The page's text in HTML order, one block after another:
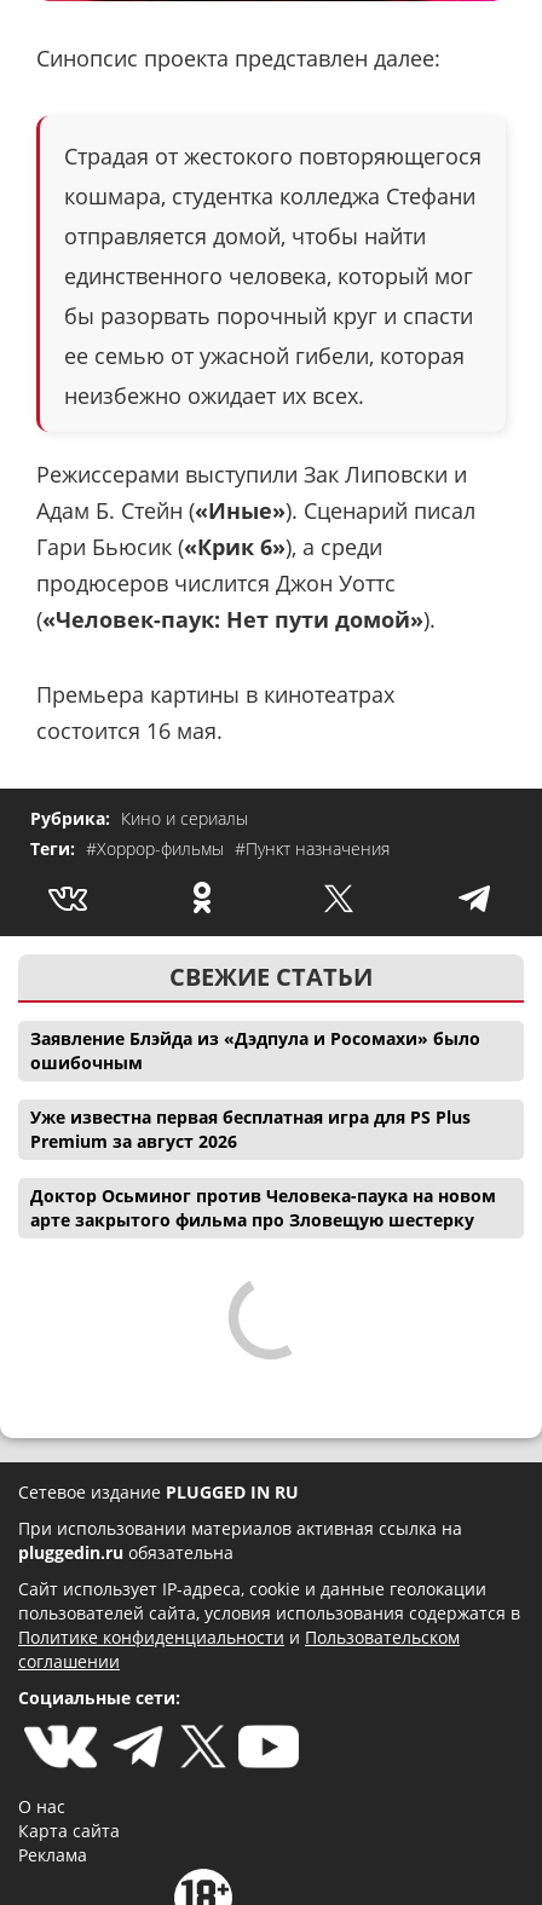
Синопсис проекта представлен далее:
Страдая от жестокого повторяющегося
кошмара, студентка колледжа Стефани
отправляется домой, чтобы найти
единственного человека, который мог
бы разорвать порочный круг и спасти
ее семью от ужасной гибели, которая
неизбежно ожидает их всех.
Режиссерами выступили Зак Липовски и
Адам Б. Стейн («Иные»). Сценарий писал
Гари Бьюсик («Крик 6»), а среди
продюсеров числится Джон Уоттс
(«Человек-паук: Нет пути домой»).
Премьера картины в кинотеатрах
состоится 16 мая.
Рубрика: Кино и сериалы
Теги: #Хоррор-фильмы #Пункт назначения
СВЕЖИЕ СТАТЬИ
Заявление Блэйда из «Дэдпула и Росомахи» было
ошибочным
Уже известна первая бесплатная игра для PS Plus
Premium за август 2026
Доктор Осьминог против Человека-паука на новом
арте закрытого фильма про Зловещую шестерку
Сетевое издание PLUGGED IN RU
При использовании материалов активная ссылка на
pluggedin.ru обязательна
Сайт использует IP-адреса, cookie и данные геолокации
пользователей сайта, условия использования содержатся в
Политике конфиденциальности и Пользовательском
соглашении
Социальные сети:
О нас
Карта сайта
Реклама